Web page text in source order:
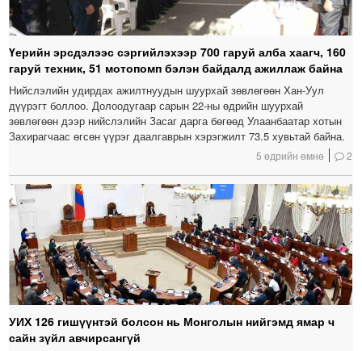
Үерийн эрсдэлээс сэргийлэхээр 700 гаруй алба хаагч, 160
гаруй техник, 51 мотопомп бэлэн байдалд ажиллаж байна
Нийслэлийн удирдах ажилтнуудын шуурхай зөвлөгөөн Хан-Уул
дүүрэгт боллоо. Долоодугаар сарын 22-ны өдрийн шуурхай
зөвлөгөөн дээр нийслэлийн Засаг дарга бөгөөд Улаанбаатар хотын
Захирагчаас өгсөн үүрэг даалгаврын хэрэгжилт 73.5 хувьтай байна.
5 өдрийн өмнө 2
УИХ 126 гишүүнтэй болсон нь Монголын нийгэмд ямар ч
сайн зүйл авчирсангүй